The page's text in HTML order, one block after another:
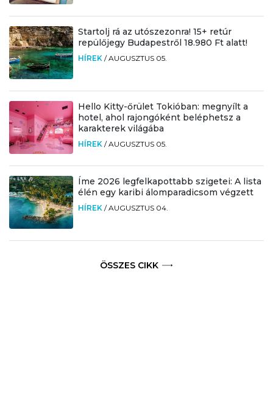
Startolj rá az utószezonra! 15+ retúr
repülőjegy Budapestről 18.980 Ft alatt!
HÍREK /AUGUSZTUS 05.
Hello Kitty-őrület Tokióban: megnyílt a
hotel, ahol rajongóként beléphetsz a
karakterek világába
HÍREK /AUGUSZTUS 05.
Íme 2026 legfelkapottabb szigetei: A lista
élén egy karibi álomparadicsom végzett
HÍREK /AUGUSZTUS 04.
ÖSSZES CIKK